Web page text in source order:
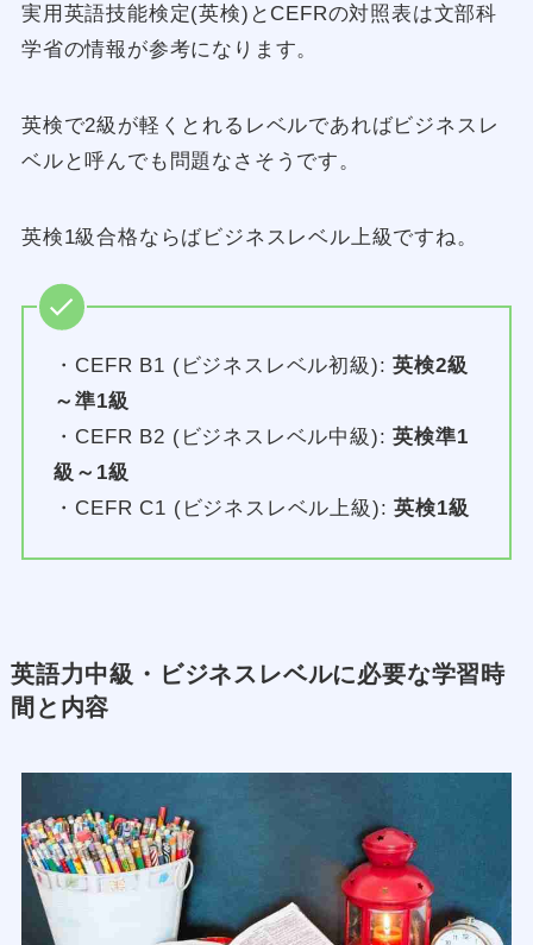
実用英語技能検定(英検)とCEFRの対照表は文部科
学省の情報が参考になります。
英検で2級が軽くとれるレベルであればビジネスレ
ベルと呼んでも問題なさそうです。
英検1級合格ならばビジネスレベル上級ですね。
・CEFR B1 (ビジネスレベル初級):英検2級
～準1級
・CEFR B2 (ビジネスレベル中級):英検準1
級～1級
・CEFR C1 (ビジネスレベル上級):英検1級
英語力中級・ビジネスレベルに必要な学習時
間と内容